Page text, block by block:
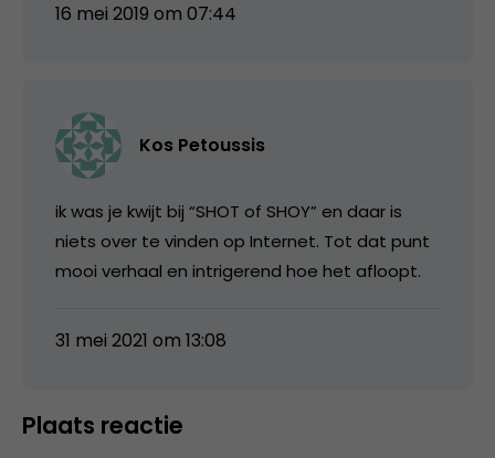
16 mei 2019 om 07:44
Kos Petoussis
ik was je kwijt bij “SHOT of SHOY” en daar is
niets over te vinden op Internet. Tot dat punt
mooi verhaal en intrigerend hoe het afloopt.
31 mei 2021 om 13:08
Plaats reactie